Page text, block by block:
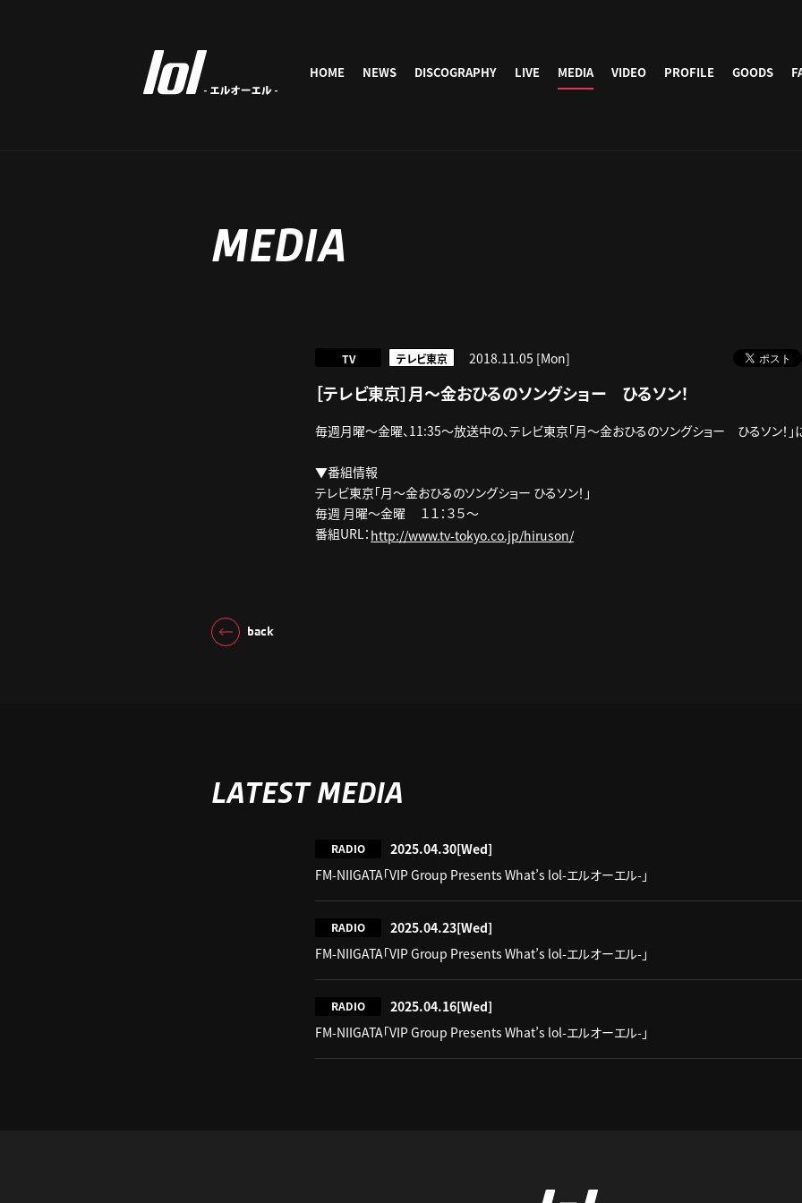
HOME NEWS DISCOGRAPHY LIVE MEDIA VIDEO PROFILE GOODS
MEDIA
2018.11.05 [Mon]
TV テレビ東京
［テレビ東京］月～金おひるのソングショー ひるソン！
毎週月曜～金曜、11:35～放送中の、テレビ東京「月～金おひるのソングショー ひるソン！」
▼番組情報
テレビ東京「月～金おひるのソングショー ひるソン！」
毎週 月曜～金曜 １１：３５～
番組URL： http://www.tv-tokyo.co.jp/hiruson/
back
LATEST MEDIA
RADIO 2025.04.30[Wed]
FM-NIIGATA「VIP Group Presents What’s lol-エルオーエル-」
RADIO 2025.04.23[Wed]
FM-NIIGATA「VIP Group Presents What’s lol-エルオーエル-」
RADIO 2025.04.16[Wed]
FM-NIIGATA「VIP Group Presents What’s lol-エルオーエル-」